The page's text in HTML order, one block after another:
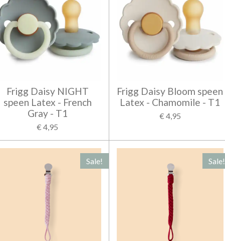
Frigg Daisy NIGHT
speen Latex - French
Gray - T1
€ 4,95
Frigg Daisy Bloom speen
Latex - Chamomile - T1
€ 4,95
Sale! Sale!